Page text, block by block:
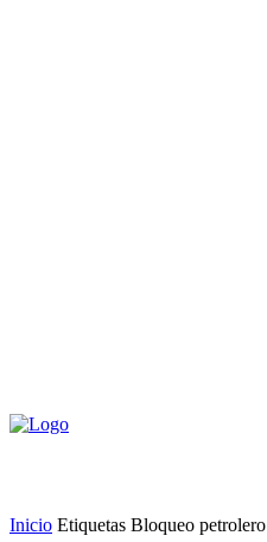
Inicio Etiquetas Bloqueo petrolero